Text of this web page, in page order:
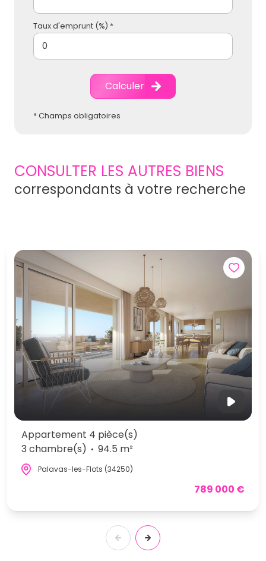
Taux d'emprunt (%) *
Calculer
* Champs obligatoires
CONSULTER LES AUTRES BIENS
correspondants à votre recherche
Appartement 4 pièce(s)
3 chambre(s)
94.5 m²
Palavas-les-Flots (34250)
789 000 €